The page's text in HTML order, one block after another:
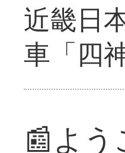
近畿日
車「四
📰よ